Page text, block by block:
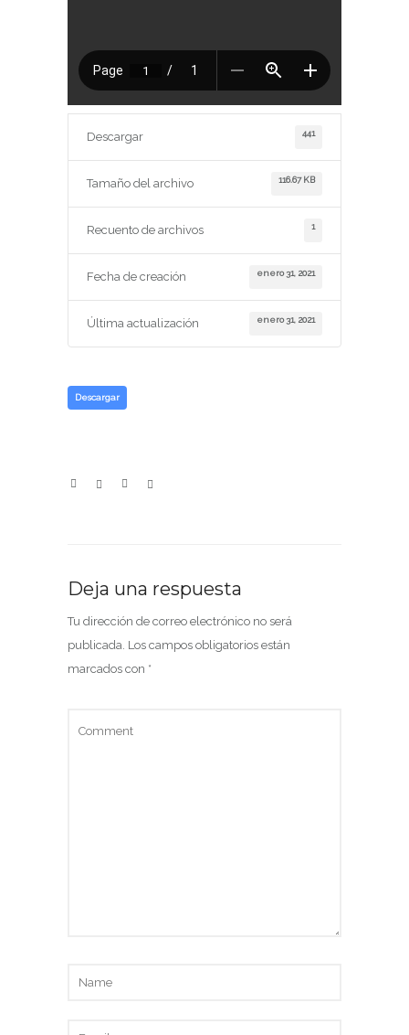
Descargar 441
Tamaño del archivo 116.67 KB
Recuento de archivos 1
Fecha de creación enero 31, 2021
Última actualización enero 31, 2021
Descargar
Deja una respuesta
Tu dirección de correo electrónico no será
publicada. Los campos obligatorios están
marcados con *